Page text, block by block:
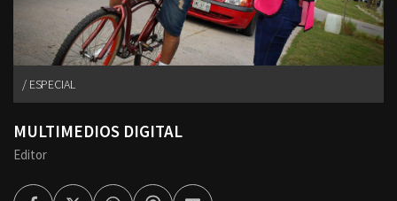
ESPECIAL
MULTIMEDIOS DIGITAL
Editor